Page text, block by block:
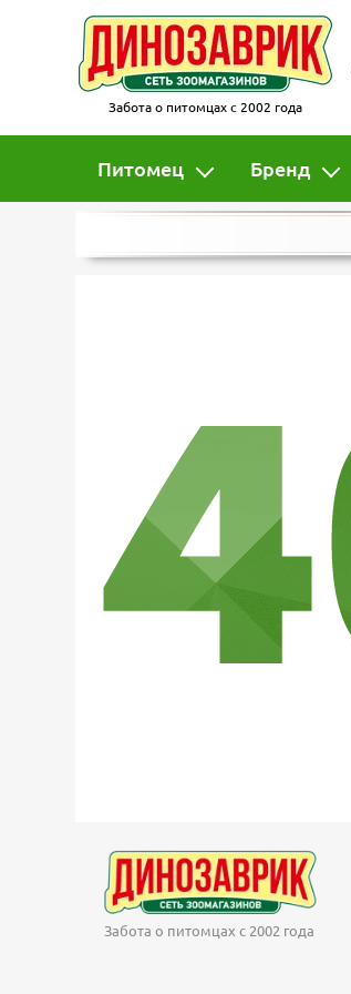
Забота о питомцах с 2002 года
Питомец Бренд
Забота о питомцах с 2002 года